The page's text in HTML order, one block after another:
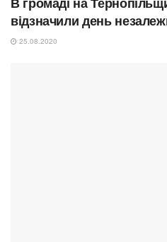
відзначили день
25.08.2020